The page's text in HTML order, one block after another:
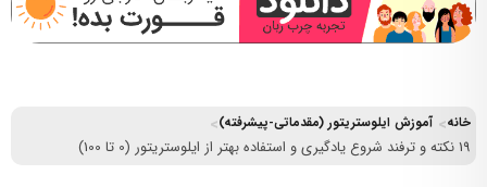
خانه آموزش ایلوستریتور (مقدماتی-پیشرفته)
19 نکته و ترفند شروع یادگیری و استفاده بهتر از ایلوستریتور (0 تا 100)